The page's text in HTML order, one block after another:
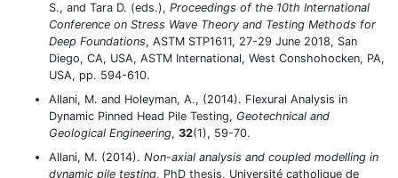
S., and Tara D. (eds.), Proceedings of the 10th International
Conference on Stress Wave Theory and Testing Methods for
Deep Foundations, ASTM STP1611, 27-29 June 2018, San
Diego, CA, USA, ASTM International, West Conshohocken, PA,
USA, pp. 594-610.
Allani, M. and Holeyman, A., (2014). Flexural Analysis in
Dynamic Pinned Head Pile Testing, Geotechnical and
Geological Engineering, 32(1), 59-70.
Allani, M. (2014). Non-axial analysis and coupled modelling in
dynamic pile testing, PhD thesis, Université catholique de